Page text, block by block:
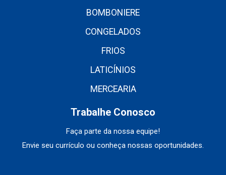
BOMBONIERE
CONGELADOS
FRIOS
LATICÍNIOS
MERCEARIA
Trabalhe Conosco
Faça parte da nossa equipe!
Envie seu currículo ou conheça nossas oportunidades.